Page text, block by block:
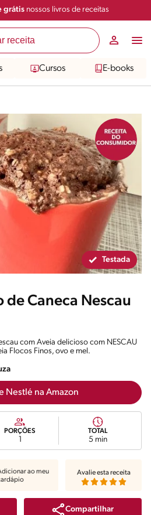
grátisnossos livros de receitas
Cursos E-books
Compartilhar
Testada
de Caneca Nescau
com Aveia delicioso com NESCAU
Flocos Finos, ovo e mel.
Nestlé na Amazon
PORÇÕES
1
TOTAL
5 min
Compartilhar
ao meu
Avalie esta receita